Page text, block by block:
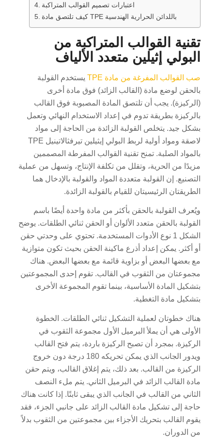
اعتبارات تصميم القوالب المتراكبة
كيف تلتصق مادة TPE باللدائن الحرارية الهندسية
تقنية القوالب المتراكبة من
البولي إثيلين متعدد الألياف
صب القوالب المفرغة من مادة TPE
يستخدم القولبة
بالحقن لوضع مادة (القالب الزائد) فوق مادة أخرى
(الركيزة). يجب أن تلتصق المادة المصبوبة فوق القالب
بالركيزة بطريقة تدوم في إعداد الاستخدام النهائي وتعمل
بشكل جيد. يتخلص القولبة الزائدة من الحاجة إلى مواد
لاصقة ومواد أولية لربط البولي إيثيلين تيرفثالاتينيل TPE
بالمواد الصلبة. تمنح تقنية القوالب المفرطة المصممين
مزيدًا من الحرية، وتقلل من تكلفة الإنتاج، وتسهل من عملية
التصنيع. إن القولبة متعددة المواد والقولبة بالإدخال هما
الطريقتان الرئيسيتان للقيام بالقولبة الزائدة.
ويُعرف القولبة بالحقن بأكثر من مادة واحدة أيضًا باسم
القولبة بالحقن متعدد الألوان أو الحقن ثنائي الطلقات. يوضح
الشكل 1 نوع الأدوات المستخدمة. تحتوي على وحدتي حقن
أو أكثر. يمكن إعداد أذرع ماكينة الحقن بحيث تكون متوازية
مع بعضها البعض أو بزاوية قائمة مع بعضها البعض. هناك
مجموعتان من الثقوب في القالب. تقوم إحدى المجموعتين
بتشكيل المادة الأساسية، بينما تقوم المجموعة الأخرى
بتشكيل مادة التغطية.
هناك خطوتان لعملية التشكيل ثنائي الطلقات. الخطوة
الأولى هي أن يملأ البرميل الأول مجموعة الثقوب في
الركيزة. بمجرد أن تصبح الركيزة باردة، يتم فتح القالب
ويدور الجانب الذي يمكن تحريكه 180 درجة دون خروج
الركيزة من القالب. بعد ذلك، يتم إغلاق القالب، ويتم حقن
مادة القالب الزائد في البرميل الثاني. يتم ملء النصف
الثاني من القالب في الجانب الذي يبقى ثابتًا. إذا كانت هناك
حاجة إلى تشكيل مادة القالب الزائد على جانبي الجزء، فقد
يقوم القالب بتحريك الأجزاء بين مجموعتين من الثقوب بدلاً
من الدوران.